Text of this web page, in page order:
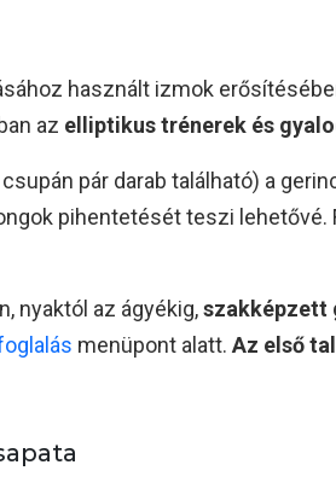
használt izmok
az elliptikus trénerek és
pár darab található) a
pihentetését teszi
nyaktól az ágyékig,szakképzett
menüpont alatt. Az első